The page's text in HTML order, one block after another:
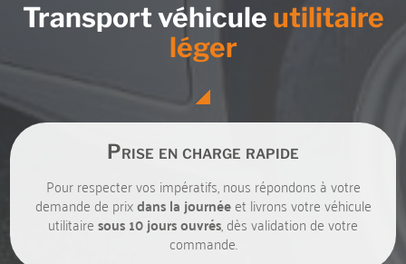
Transport véhicule utilitaire
léger
Prise en charge rapide
Pour respecter vos impératifs, nous répondons à votre
demande de prixdans la journéeet livrons votre véhicule
utilitairesous 10 joursouvrés, dès validation de votre
commande.